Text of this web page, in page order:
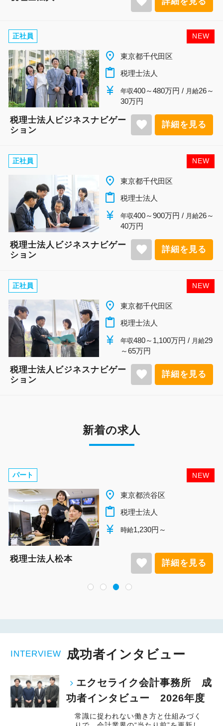
NEW
正社員
place 東京都千代田区
content_paste 税理士法人
currency_yen 年収400～480万円 / 月給26～
30万円
税理士法人ビジネスナビゲー
ション
favorite 詳細を見る
NEW
正社員
place 東京都千代田区
content_paste 税理士法人
currency_yen 年収400～900万円 / 月給26～
40万円
税理士法人ビジネスナビゲー
ション
favorite 詳細を見る
NEW
正社員
place 東京都千代田区
content_paste 税理士法人
currency_yen 年収480～1,100万円 / 月給29
～65万円
税理士法人ビジネスナビゲー
ション
favorite 詳細を見る
新着の求人
NEW
パート
place 千葉県柏市
content_paste 税理士法人
currency_yen 時給1,140円～
税理士法人松本 favorite 詳細を見る
INTERVIEW 成功者インタビュー
エクセライク会計事務所 成
功者インタビュー 2026年度
常識に捉われない働き方と仕組みづく